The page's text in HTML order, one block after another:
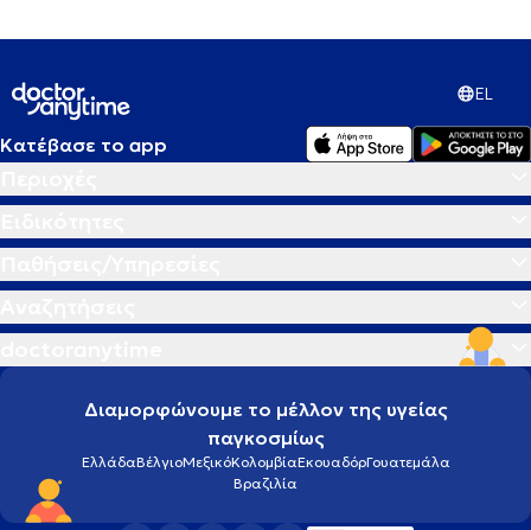
EL
Κατέβασε το app
Διαμορφώνουμε το μέλλον της υγείας
παγκοσμίως
ΕλλάδαΒέλγιοΜεξικόΚολομβίαΕκουαδόρΓουατεμάλα
Βραζιλία